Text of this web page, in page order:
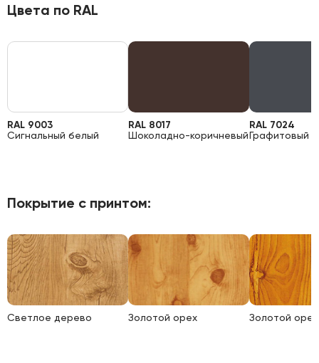
Цвета по RAL
RAL 9003
Сигнальный белый
RAL 8017
Шоколадно-коричневый
RAL 7024
Графитовый
Покрытие с принтом:
Светлое дерево Золотой орех Золотой